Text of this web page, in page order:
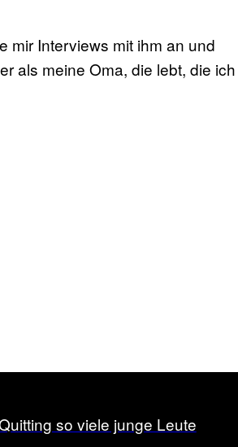
mir Interviews mit ihm an und
als meine Oma, die lebt, die ich
so viele junge Leute